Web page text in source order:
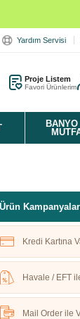
Yardım Servisi
Proje Listem
Favori Ürünlerim
BANYO
Ürün
Kredi Kartına
Havale / EFT
Mail Order ile